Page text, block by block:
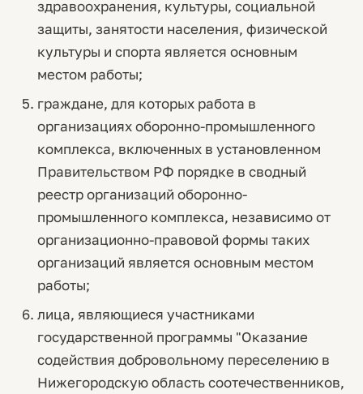
здравоохранения, культуры, социальной
защиты, занятости населения, физической
культуры и спорта является основным
местом работы;
граждане, для которых работа в
организациях оборонно-промышленного
комплекса, включенных в установленном
Правительством РФ порядке в сводный
реестр организаций оборонно-
промышленного комплекса, независимо от
организационно-правовой формы таких
организаций является основным местом
работы;
лица, являющиеся участниками
государственной программы "Оказание
содействия добровольному переселению в
Нижегородскую область соотечественников,